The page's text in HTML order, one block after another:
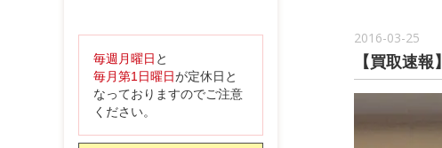
2016-03-25
【買取速報】
毎週月曜日 と
毎月第1日曜日が定休日と
なっておりますのでご注意
ください。